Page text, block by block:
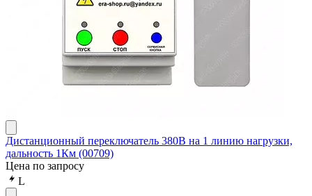
Дистанционный переключатель 380В на 1 линию нагрузки,
дальность 1Км (00709)
Цена по запросу
L